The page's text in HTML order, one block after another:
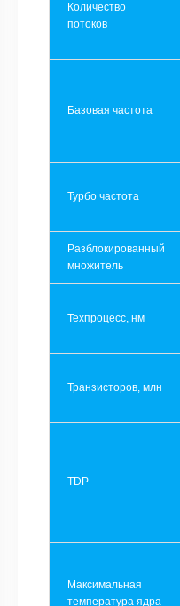
Количество
потоков
Базовая частота
Турбо частота
Разблокированный
множитель
Техпроцесс, нм
Транзисторов, млн
TDP
Максимальная
температура ядра